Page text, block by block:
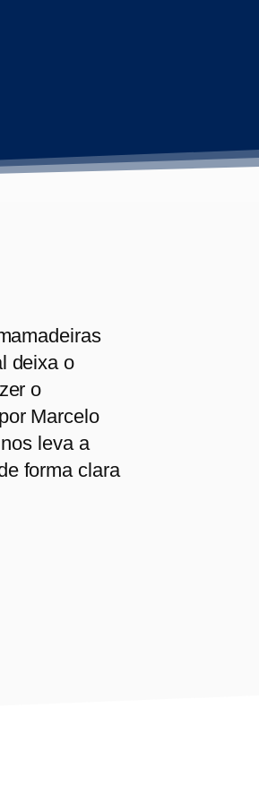
deixa o
o
Marcelo
leva a
forma clara